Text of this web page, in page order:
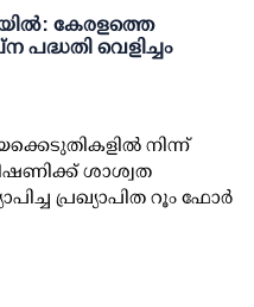
കേരളത്തെ
വെളിച്ചം
നിന്ന്
ശാശ്വത
പ്രഖ്യാപിത റൂം ഫോര്‍